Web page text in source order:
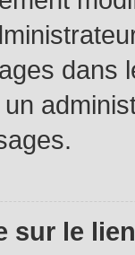
dans
sur le